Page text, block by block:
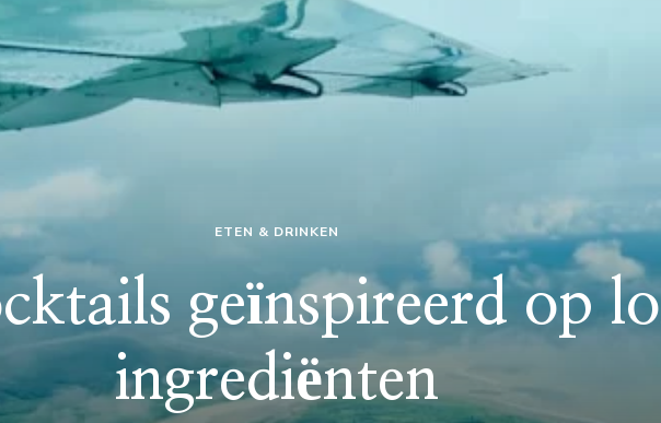
ETEN & DRINKEN
geïnspireerd op
ingrediënten